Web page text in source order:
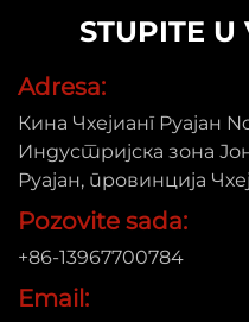
STUPITE U
Adresa:
Кина Чхејианг Руајан
Индустријска зона
Руајан, провинција
Pozovite sada:
+86-13967700784
Email: